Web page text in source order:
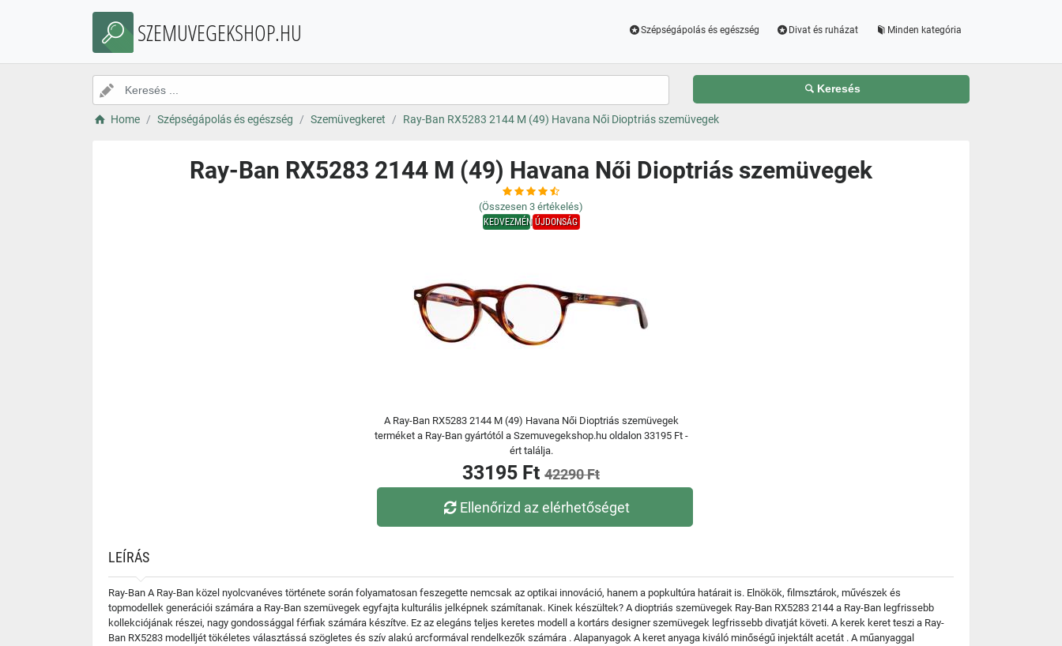
SZEMUVEGEKSHOP.HU Szépségápolás és egészség Divat és ruházat Minden kategória
Keresés
Home Szépségápolás és egészség Szemüvegkeret Ray-Ban RX5283 2144 M (49) Havana Női Dioptriás szemüvegek
Ray-Ban RX5283 2144 M (49) Havana Női Dioptriás szemüvegek
(Összesen 3 értékelés)
KEDVEZMÉNYÚJDONSÁG
A Ray-Ban RX5283 2144 M (49) Havana Női Dioptriás szemüvegek
terméket a Ray-Ban gyártótól a Szemuvegekshop.hu oldalon 33195 Ft -
ért találja.
33195 Ft 42290 Ft
Ellenőrizd az elérhetőséget
LEÍRÁS
Ray-Ban A Ray-Ban közel nyolcvanéves története során folyamatosan feszegette nemcsak az optikai innováció, hanem a popkultúra határait is. Elnökök, filmsztárok, művészek és
topmodellek generációi számára a Ray-Ban szemüvegek egyfajta kulturális jelképnek számítanak. Kinek készültek? A dioptriás szemüvegek Ray-Ban RX5283 2144 a Ray-Ban legfrissebb
kollekciójának részei, nagy gondossággal férfiak számára készítve. Ez az elegáns teljes keretes modell a kortárs designer szemüvegek legfrissebb divatját követi. A kerek keret teszi a Ray-
Ban RX5283 modelljét tökéletes választássá szögletes és szív alakú arcformával rendelkezők számára . Alapanyagok A keret anyaga kiváló minőségű injektált acetát . A műanyaggal